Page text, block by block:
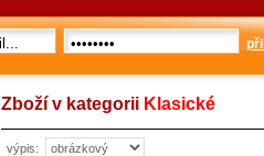
Zboží v kategorii Klasické
výpis: